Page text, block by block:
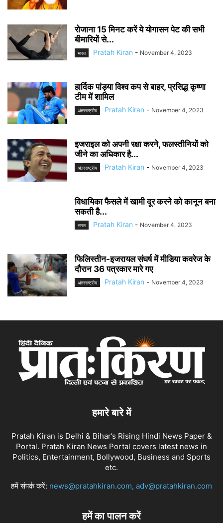
रोजाना 15 मिनट करें ये योगासन पेट की सभी
बीमारियों से...
भारत Pratah Kiran - November 4, 2023
हार्दिक पांड्या विश्व कप से बाहर, प्रसिद्ध कृष्णा
टीम में शामिल
अंतरराष्ट्रीय Pratah Kiran - November 4, 2023
इजराइल को अपनी रक्षा करने, फलस्तीनियों को
जीने का अधिकार है...
अंतरराष्ट्रीय Pratah Kiran - November 4, 2023
विधायिका फैसले में खामी दूर करने को कानून बना
सकती है...
भारत Pratah Kiran - November 4, 2023
फिलिस्तीन-इजरायल संघर्ष में मीडिया कवरेज के
दौरान 36 पत्रकार मारे गए
अंतरराष्ट्रीय Pratah Kiran - November 4, 2023
हमारे बारे में
Pratah Kiran is Delhi & Bihar’s Rising Hindi News Paper &
Portal. Pratah Kiran News Portal covers latest news in
Politics, Entertainment, Bollywood, Business and Sports
etc.
हमें संपर्क करें: news@pratahkiran.com, adv@pratahkiran.com
हमें का पालन करें